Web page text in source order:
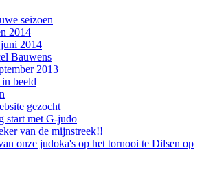
seizoen
2014
2014
Bauwens
2013
beeld
gezocht
start met G-judo
van de mijnstreek!!
onze judoka's op het tornooi te Dilsen op